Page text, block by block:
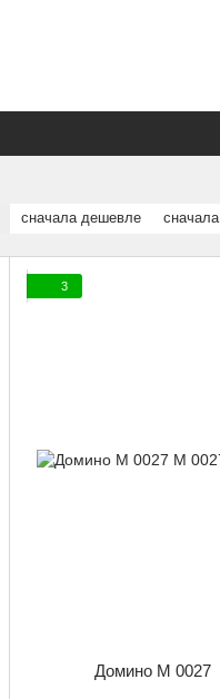
сначала дешевле
3
Домино M 0027